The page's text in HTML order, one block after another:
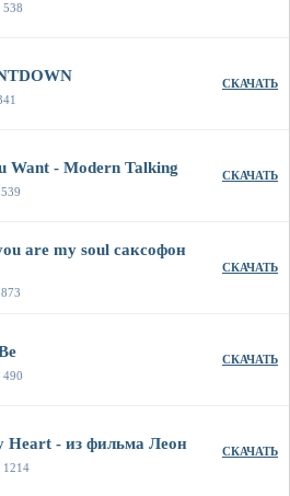
538
СКАЧАТЬ
Want - Modern Talking СКАЧАТЬ
are my soul саксофон
СКАЧАТЬ
490
СКАЧАТЬ
Heart - из фильма Леон
1214
СКАЧАТЬ